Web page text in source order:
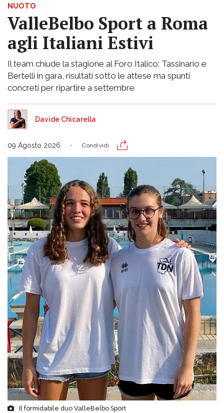
NUOTO
ValleBelbo Sport a Roma
agli Italiani Estivi
Il team chiude la stagione al Foro Italico: Tassinario e
Bertelli in gara, risultati sotto le attese ma spunti
concreti per ripartire a settembre
Davide Chicarella
09 Agosto 2026 Condividi
Il formidabile duo ValleBelbo Sport